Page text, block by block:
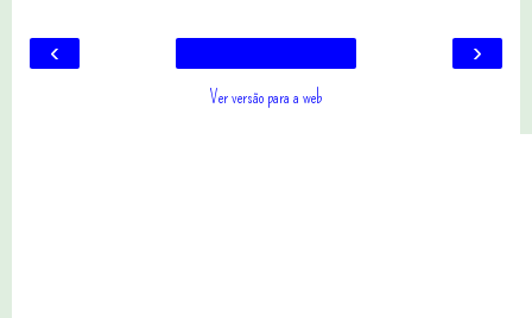
‹ ›
Ver versão para a web